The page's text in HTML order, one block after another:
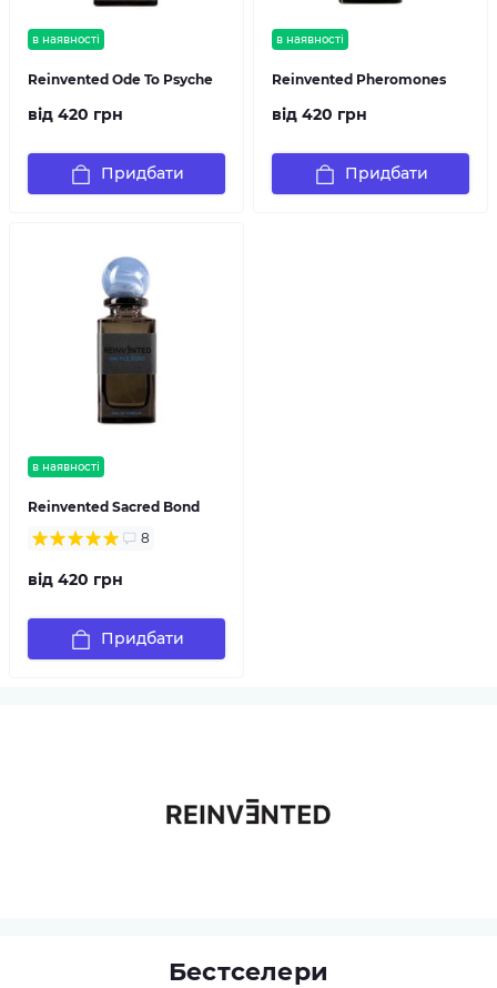
в наявності
Reinvented Ode To Psyche
від 420 грн
Придбати
в наявності
Reinvented Pheromones
від 420 грн
Придбати
в наявності
Reinvented Sacred Bond
8
від 420 грн
Придбати
Бестселери